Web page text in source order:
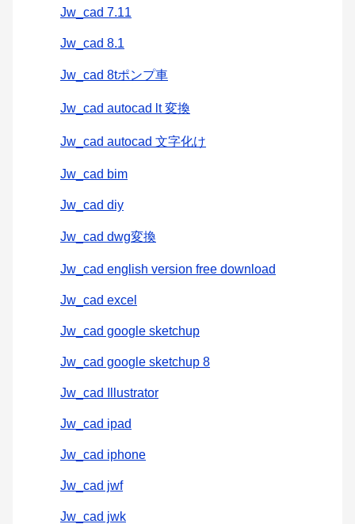
Jw_cad 7.11
Jw_cad 8.1
Jw_cad 8tポンプ車
Jw_cad autocad lt 変換
Jw_cad autocad 文字化け
Jw_cad bim
Jw_cad diy
Jw_cad dwg変換
Jw_cad english version free download
Jw_cad excel
Jw_cad google sketchup
Jw_cad google sketchup 8
Jw_cad Illustrator
Jw_cad ipad
Jw_cad iphone
Jw_cad jwf
Jw_cad jwk